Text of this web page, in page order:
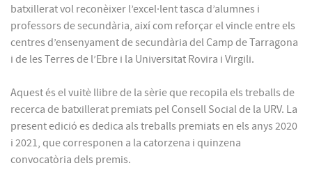
batxillerat vol reconèixer l’excel·lent tasca d’alumnes i
professors de secundària, així com reforçar el vincle entre els
centres d’ensenyament de secundària del Camp de Tarragona
i de les Terres de l’Ebre i la Universitat Rovira i Virgili.
Aquest és el vuitè llibre de la sèrie que recopila els treballs de
recerca de batxillerat premiats pel Consell Social de la URV. La
present edició es dedica als treballs premiats en els anys 2020
i 2021, que corresponen a la catorzena i quinzena
convocatòria dels premis.